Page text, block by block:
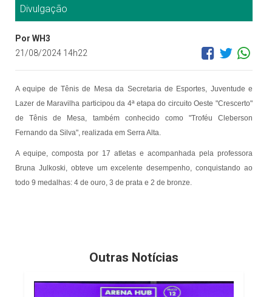
Divulgação
Por WH3
21/08/2024 14h22
A equipe de Tênis de Mesa da Secretaria de Esportes, Juventude e
Lazer de Maravilha participou da 4ª etapa do circuito Oeste "Crescerto"
de Tênis de Mesa, também conhecido como "Troféu Cleberson
Fernando da Silva", realizada em Serra Alta.
A equipe, composta por 17 atletas e acompanhada pela professora
Bruna Julkoski, obteve um excelente desempenho, conquistando ao
todo 9 medalhas: 4 de ouro, 3 de prata e 2 de bronze.
Outras Notícias